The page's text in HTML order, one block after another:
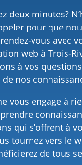
deux minutes?
pour que
vous avec
web à Trois-
à vos
de nos
vous engage à
qui s’offrent à
tournez vers le
de tous